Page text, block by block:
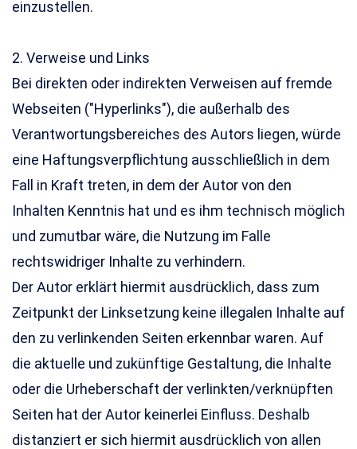
einzustellen.
2. Verweise und Links
Bei direkten oder indirekten Verweisen auf fremde
Webseiten ("Hyperlinks"), die außerhalb des
Verantwortungsbereiches des Autors liegen, würde
eine Haftungsverpflichtung ausschließlich in dem
Fall in Kraft treten, in dem der Autor von den
Inhalten Kenntnis hat und es ihm technisch möglich
und zumutbar wäre, die Nutzung im Falle
rechtswidriger Inhalte zu verhindern.
Der Autor erklärt hiermit ausdrücklich, dass zum
Zeitpunkt der Linksetzung keine illegalen Inhalte auf
den zu verlinkenden Seiten erkennbar waren. Auf
die aktuelle und zukünftige Gestaltung, die Inhalte
oder die Urheberschaft der verlinkten/verknüpften
Seiten hat der Autor keinerlei Einfluss. Deshalb
distanziert er sich hiermit ausdrücklich von allen